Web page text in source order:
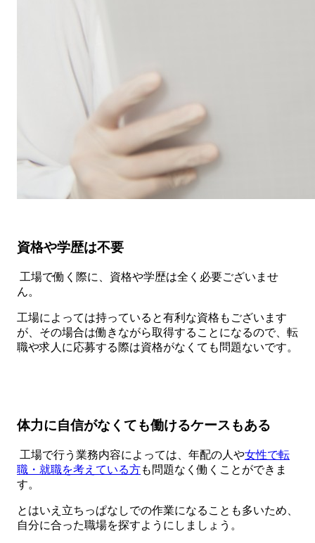
資格や学歴は不要
工場で働く際に、資格や学歴は全く必要ございませ
ん。
工場によっては持っていると有利な資格もございます
が、その場合は働きながら取得することになるので、転
職や求人に応募する際は資格がなくても問題ないです。
体力に自信がなくても働けるケースもある
工場で行う業務内容によっては、年配の人や女性で転
職・就職を考えている方も問題なく働くことができま
す。
とはいえ立ちっぱなしでの作業になることも多いため、
自分に合った職場を探すようにしましょう。